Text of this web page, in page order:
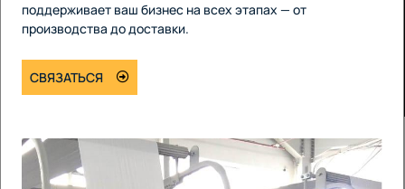
поддерживает ваш бизнес на всех этапах — от
производства до доставки.
СВЯЗАТЬСЯ